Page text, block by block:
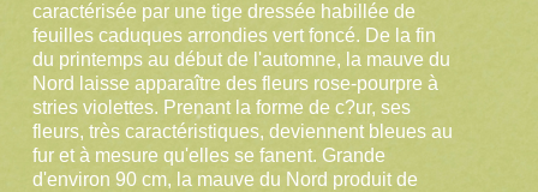
caractérisée par une tige dressée habillée de
feuilles caduques arrondies vert foncé. De la fin
du printemps au début de l'automne, la mauve du
Nord laisse apparaître des fleurs rose-pourpre à
stries violettes. Prenant la forme de c?ur, ses
fleurs, très caractéristiques, deviennent bleues au
fur et à mesure qu'elles se fanent. Grande
d'environ 90 cm, la mauve du Nord produit de